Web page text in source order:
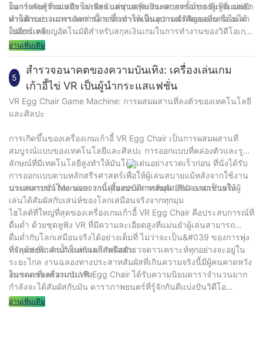
ในการรับรู้ที่แม่นยำ ไม่เพียง แต่ช่วยเพิ่มประสบการณ์ของผู้เล่น แต่ยัง
ทำให้กระบวนการจัดการง่ายขึ้นทำให้เป็นอุปกรณ์ดิจิตอลที่ขาดไม่ได้
ในอาร์เคด
มอาร์เคดความเสถียรการสนับสนุนสกุลเงินหลายครั้งการรับรู้ที่แม่นยำ
ผ่านตัวอย่างเฉพาะเหล่านี้เราสามารถเห็นความสำคัญของเครื่องแลก
เปลี่ยนเหรียญอัตโนมัติสำหรับสกุลเงินเกมในการทำงานของวิดีโอเกม
มันไม่ได้เป็นเพียงความก้าวหน้าทางเทคโนโลยีเท่านั้น แต่ยังเป็นการ
ทำงานที่มั่นคงของอาร์เคด
อ่านเพิ่มเติม
5
สำรวจอนาคตของความบันเทิง: เครื่องเล่นเกม
เก้าอี้ไข่ VR เป็นผู้นำกระแสแฟชั่น
VR Egg Chair Game Machine: การผสมผสานที่ลงตัวของเทคโนโลยี
และศิลปะ
การเกิดขึ้นของเครื่องเกมเก้าอี้ VR Egg Chair เป็นการผสมผสานที่
สมบูรณ์แบบของเทคโนโลยีและศิลปะ การออกแบบที่คล่องตัวและรูป
ลักษณ์ที่มีเทคโนโลยีสูงทำให้มันโดดเด่นอย่างรวดเร็วก่อน ที่นั่งได้รับ
การออกแบบตามหลักสรีรศาสตร์เพื่อให้ผู้เล่นสบายแม้หลังจากใช้งาน
นานหลายชั่วโมง นอกจากนี้คุณสมบัติการหมุน 360 องศาช่วยให้ผู้
เล่นได้สัมผัสกับเสน่ห์ของโลกเสมือนจริงจากทุกมุม
ประสบการณ์ Mersive: งานเลี้ยงประสาทสัมผัสเกินความเป็นจริง
ไฮไลต์ที่ใหญ่ที่สุดของเครื่องเกมเก้าอี้ VR Egg Chair คือประสบการณ์ที่
ดื่มด่ำ ด้วยชุดหูฟัง VR ที่มีความละเอียดสูงที่แม่นยำผู้เล่นสามารถ
ดื่มด่ำกับโลกเสมือนจริงได้อย่างเต็มที่ ไม่ว่าจะเป็น&#039 ของการพุ่ง
ทะลุท้องฟ้าดำน้ำในทะเลลึกหรือสำรวจดาวเคราะห์ทุกอย่างจะอยู่ใน
ระยะไกล งานฉลองทางประสาทสัมผัสที่เกินความจริงนี้มีผู้คนคาดหวัง
อนาคตของความบันเทิง
ที่รักแฟชั่น: คนดังแห่กันมาสัมผัสมัน
ในขณะที่เครื่องเกม VR Egg Chair ได้รับความนิยมดาราจำนวนมาก
กำลังจะได้สัมผัสกับมัน ดาราภาพยนตร์ที่รู้จักกันดีแบ่งปันวิดีโอ
ประสบการณ์ของพวกเขาในเก้าอี้ VR Egg บนโซเชียลมีเดียรวบรวม
อ่านเพิ่มเติม